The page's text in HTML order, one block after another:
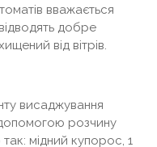
вважається
добре
від вітрів.
висаджування
розчину
мідний купорос, 1